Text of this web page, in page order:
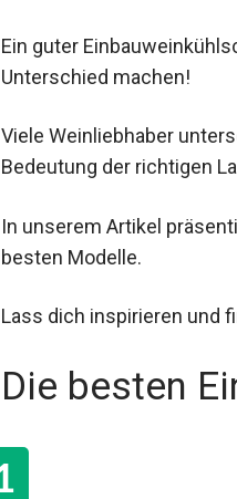
Ein guter
Unterschied machen!
Viele Weinliebhaber
Bedeutung der richtigen
In unserem Artikel
besten Modelle.
Lass dich inspirieren und
Die besten